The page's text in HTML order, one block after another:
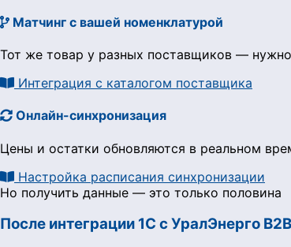
Матчинг с вашей номенклатурой
Тот же товар у разных поставщиков —
Интеграция с каталогом поставщика
Онлайн-синхронизация
Цены и остатки обновляются в реальном
Настройка расписания синхронизации
Но получить данные — это только половина
После интеграции 1С с УралЭнерго